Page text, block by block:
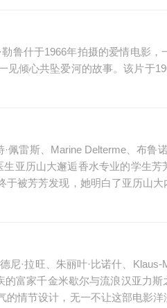
鲁什于1966年拍摄的爱情电影
倾心共坠爱河的故事。该片于
·佩雷斯、Marine Delterme、布
亚历山大邂逅香水专业的学生
被芳芳发现，她明白了亚历山
尼·拉旺、朱丽叶·比诺什、
富家千金米歇尔与流浪汉亚力
情节设计，无一不让这部电影